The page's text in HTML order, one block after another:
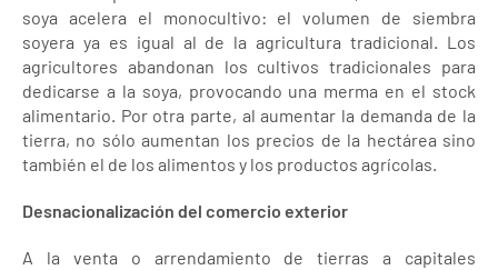
soya acelera el monocultivo: el volumen de siembra
soyera ya es igual al de la agricultura tradicional. Los
agricultores abandonan los cultivos tradicionales para
dedicarse a la soya, provocando una merma en el stock
alimentario. Por otra parte, al aumentar la demanda de la
tierra, no sólo aumentan los precios de la hectárea sino
también el de los alimentos y los productos agrícolas.
Desnacionalización del comercio exterior
A la venta o arrendamiento de tierras a capitales